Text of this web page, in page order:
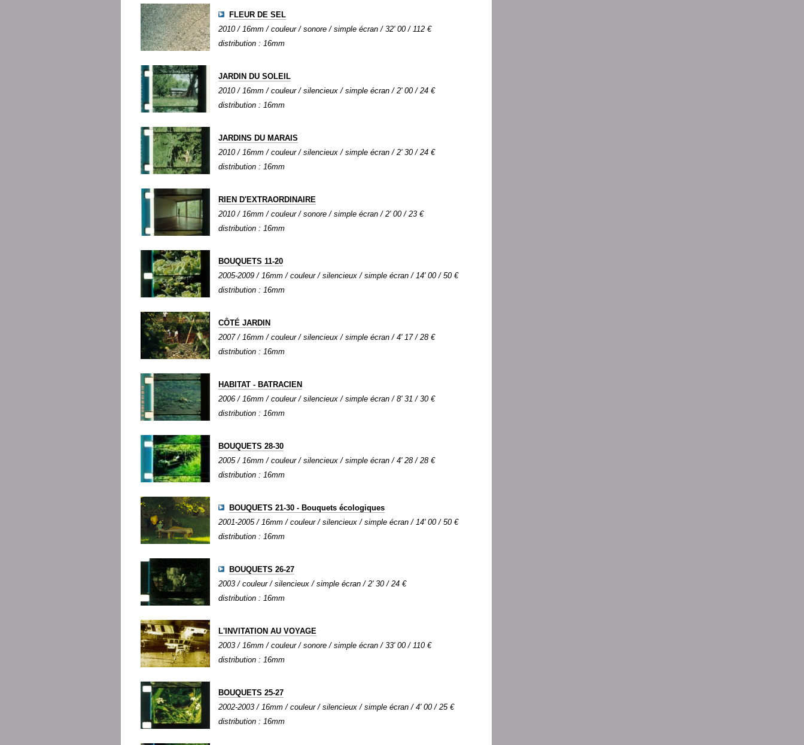
FLEUR DE SEL
2010 / 16mm / couleur / sonore / simple écran / 32' 00 / 112 €
distribution : 16mm
JARDIN DU SOLEIL
2010 / 16mm / couleur / silencieux / simple écran / 2' 00 / 24 €
distribution : 16mm
JARDINS DU MARAIS
2010 / 16mm / couleur / silencieux / simple écran / 2' 30 / 24 €
distribution : 16mm
RIEN D'EXTRAORDINAIRE
2010 / 16mm / couleur / sonore / simple écran / 2' 00 / 23 €
distribution : 16mm
BOUQUETS 11-20
2005-2009 / 16mm / couleur / silencieux / simple écran / 14' 00 / 50 €
distribution : 16mm
CÔTÉ JARDIN
2007 / 16mm / couleur / silencieux / simple écran / 4' 17 / 28 €
distribution : 16mm
HABITAT - BATRACIEN
2006 / 16mm / couleur / silencieux / simple écran / 8' 31 / 30 €
distribution : 16mm
BOUQUETS 28-30
2005 / 16mm / couleur / silencieux / simple écran / 4' 28 / 28 €
distribution : 16mm
BOUQUETS 21-30 - Bouquets écologiques
2001-2005 / 16mm / couleur / silencieux / simple écran / 14' 00 / 50 €
distribution : 16mm
BOUQUETS 26-27
2003 / couleur / silencieux / simple écran / 2' 30 / 24 €
distribution : 16mm
L'INVITATION AU VOYAGE
2003 / 16mm / couleur / sonore / simple écran / 33' 00 / 110 €
distribution : 16mm
BOUQUETS 25-27
2002-2003 / 16mm / couleur / silencieux / simple écran / 4' 00 / 25 €
distribution : 16mm